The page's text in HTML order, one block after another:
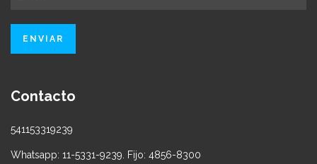
Contacto
541153319239
Whatsapp: 11-5331-9239. Fijo: 4856-8300